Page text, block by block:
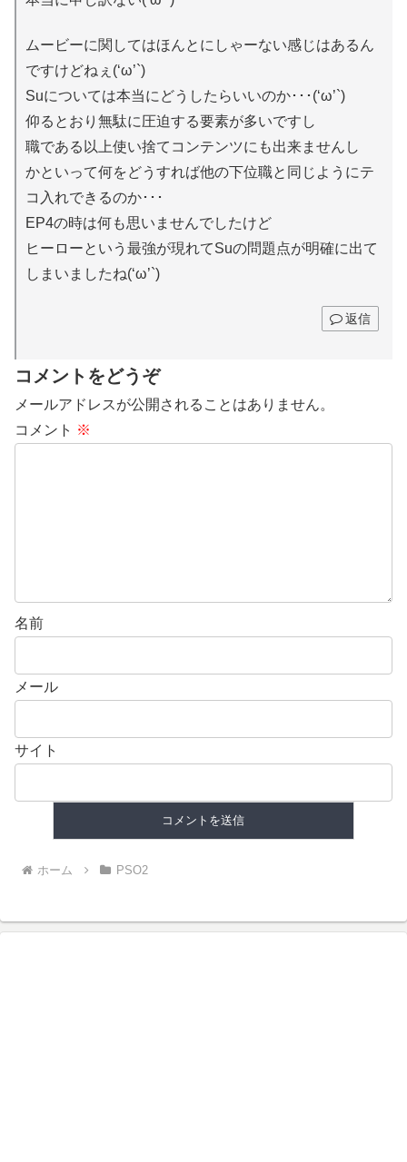
ムービーに関してはほんとにしゃーない感じはあるん
ですけどねぇ(‘ω’`)
Suについては本当にどうしたらいいのか･･･(‘ω’`)
仰るとおり無駄に圧迫する要素が多いですし
職である以上使い捨てコンテンツにも出来ませんし
かといって何をどうすれば他の下位職と同じようにテ
コ入れできるのか･･･
EP4の時は何も思いませんでしたけど
ヒーローという最強が現れてSuの問題点が明確に出て
しまいましたね(‘ω’`)
返信
コメントをどうぞ
メールアドレスが公開されることはありません。
コメント ※
名前
メール
サイト
ホーム PSO2